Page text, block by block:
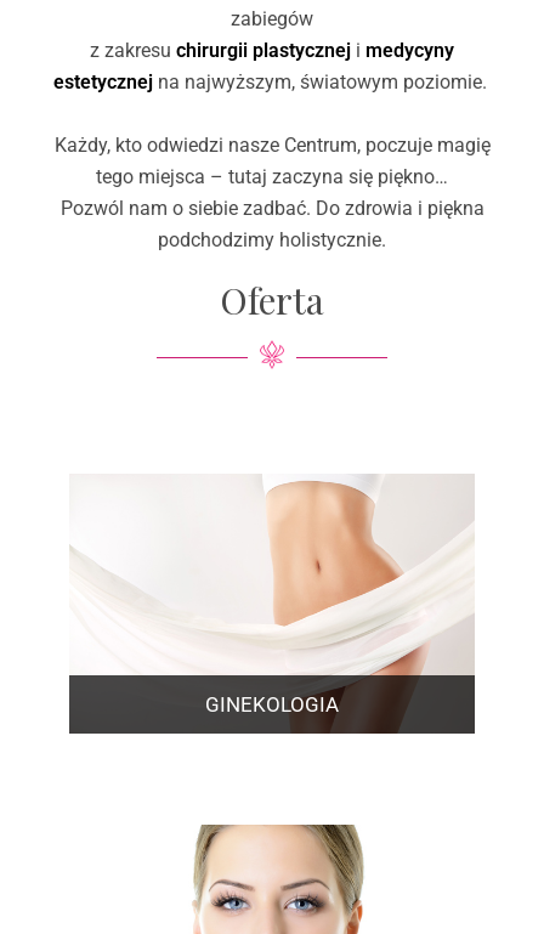
zabiegów
z zakresu chirurgii plastycznej i medycyny
estetycznejna najwyższym, światowym poziomie.
Każdy, kto odwiedzi nasze Centrum, poczuje magię
tego miejsca – tutaj zaczyna się piękno…
Pozwól nam o siebie zadbać. Do zdrowia i piękna
podchodzimy holistycznie.
Oferta
GINEKOLOGIA